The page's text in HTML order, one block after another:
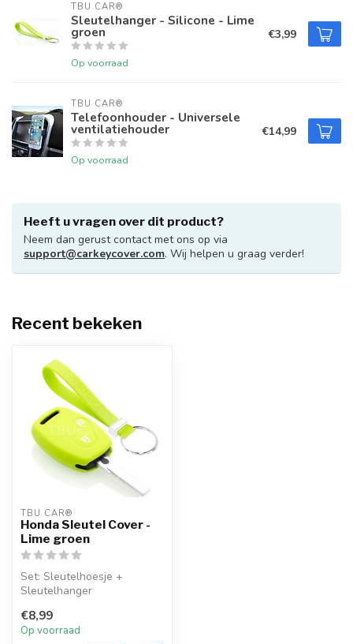
TBU CAR®
Sleutelhanger - Silicone - Lime
groen
Op voorraad
€3,99
TBU CAR®
Telefoonhouder - Universele
ventilatiehouder
Op voorraad
€14,99
Heeft u vragen over dit product?
Neem dan gerust contact met ons op via
support@carkeycover.com. Wij helpen u graag verder!
Recent bekeken
TBU CAR®
Honda Sleutel Cover -
Lime groen
Set: Sleutelhoesje +
Sleutelhanger
€8,99
Op voorraad